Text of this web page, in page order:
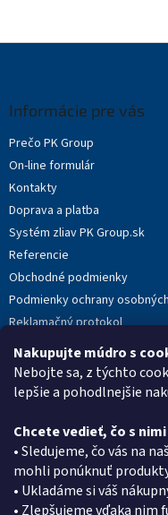
Nakupujte múdro s
Nebojte sa, z týchto
lepšie a pohodlnejšie
Chcete vedieť, čo s
• Sledujeme, čo vás na
mohli ponúknuť
• Ukladáme si váš
• Zlepšujeme vďaka nim
Informácie pre vás
Prečo PK Group
On-line formulár
Kontakty
Doprava a platba
Systém zliav PK Group.sk
Referencie
Obchodné podmienky
Podmienky ochrany
Reklamačný protokol
Novinky
Moja objednávka
Kontakt
eshop@pkgroup.sk
+420739079933